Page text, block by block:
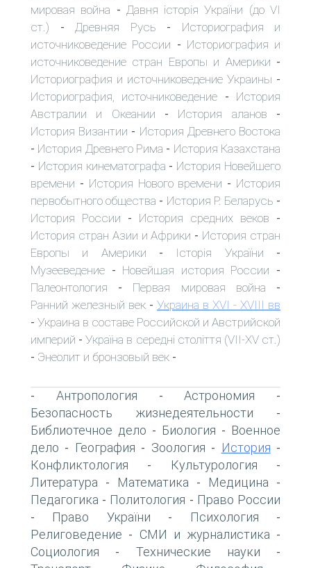
мировая война - Давня історія України (до VI
ст.) - Древняя Русь - Историография и
источниковедение России - Историография и
источниковедение стран Европы и Америки -
Историография и источниковедение Украины -
Историография, источниковедение - История
Австралии и Океании - История аланов -
История Византии - История Древнего Востока
- История Древнего Рима - История Казахстана
- История кинематографа - История Новейшего
времени - История Нового времени - История
первобытного общества - История Р. Беларусь -
История России - История средних веков -
История стран Азии и Африки - История стран
Европы и Америки - Історія України -
Музееведение - Новейшая история России -
Палеонтология - Первая мировая война -
Ранний железный век - Украина в XVI - XVIII вв
- Украина в составе Российской и Австрийской
империй -Україна в середні століття (VII-XV ст.)
- Энеолит и бронзовый век -
- Антропология -Астрономия -
Безопасность жизнедеятельности -
Библиотечное дело - Биология - Военное
дело - География - Зоология - История -
Конфликтология - Культурология -
Литература - Математика - Медицина -
Педагогика - Политология - Право России
- Право України - Психология -
Религоведение - СМИ и журналистика -
Социология - Технические науки -